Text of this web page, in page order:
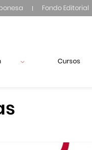
Fondo Editorial
Cursos